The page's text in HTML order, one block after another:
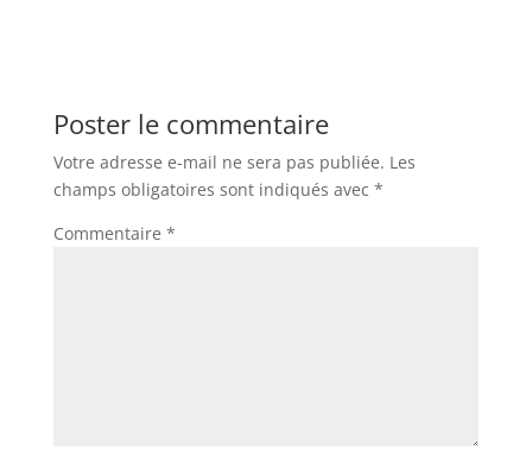
Poster le commentaire
Votre adresse e-mail ne sera pas publiée. Les
champs obligatoires sont indiqués avec *
Commentaire *